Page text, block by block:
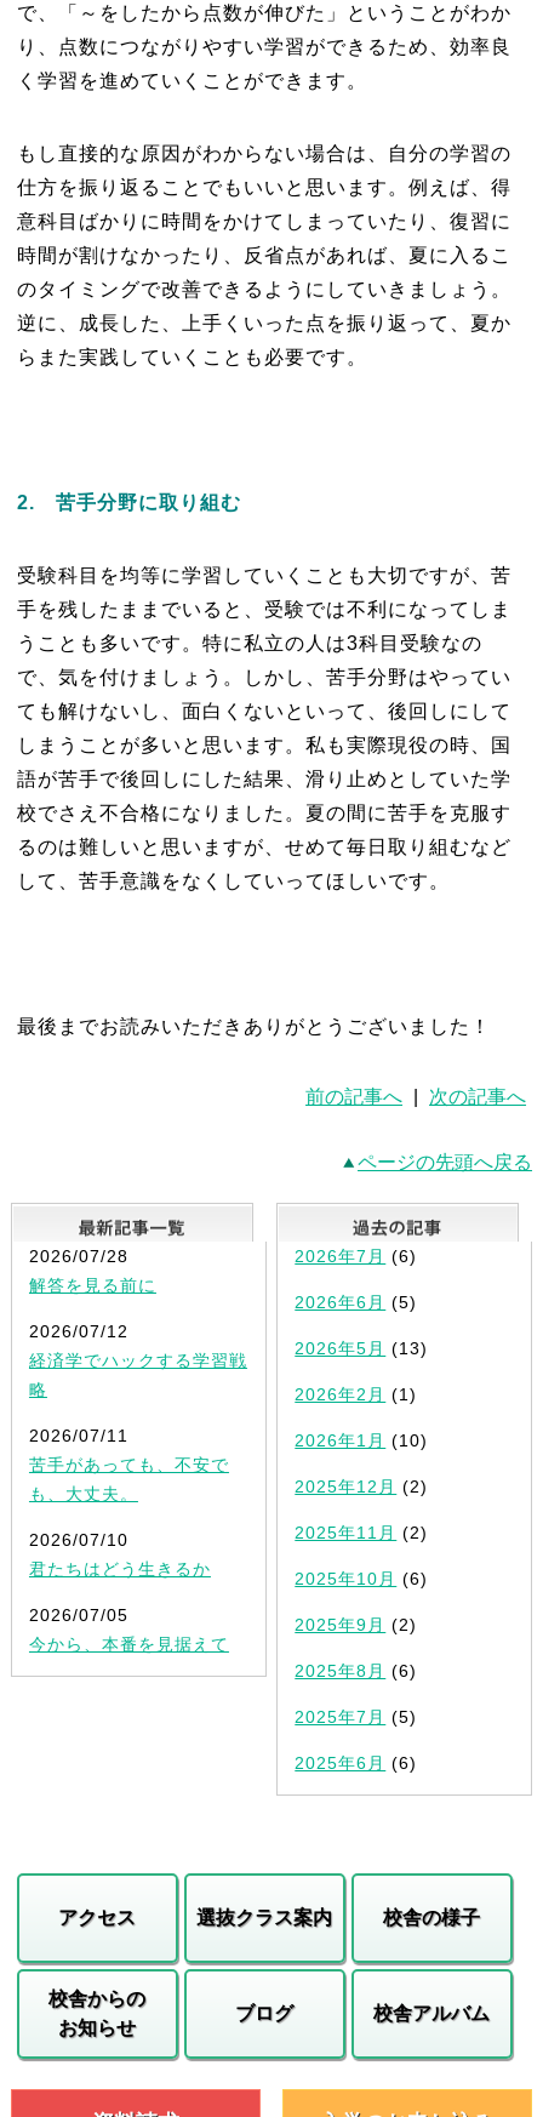
で、「～をしたから点数が伸びた」ということがわか
り、点数につながりやすい学習ができるため、効率良
く学習を進めていくことができます。
もし直接的な原因がわからない場合は、自分の学習の
仕方を振り返ることでもいいと思います。例えば、得
意科目ばかりに時間をかけてしまっていたり、復習に
時間が割けなかったり、反省点があれば、夏に入るこ
のタイミングで改善できるようにしていきましょう。
逆に、成長した、上手くいった点を振り返って、夏か
らまた実践していくことも必要です。
2. 苦手分野に取り組む
受験科目を均等に学習していくことも大切ですが、苦
手を残したままでいると、受験では不利になってしま
うことも多いです。特に私立の人は3科目受験なの
で、気を付けましょう。しかし、苦手分野はやってい
ても解けないし、面白くないといって、後回しにして
しまうことが多いと思います。私も実際現役の時、国
語が苦手で後回しにした結果、滑り止めとしていた学
校でさえ不合格になりました。夏の間に苦手を克服す
るのは難しいと思いますが、せめて毎日取り組むなど
して、苦手意識をなくしていってほしいです。
最後までお読みいただきありがとうございました！
前の記事へ 次の記事へ
ページの先頭へ戻る
最新記事一覧
2026/07/28
解答を見る前に
2026/07/12
経済学でハックする学習戦
略
2026/07/11
苦手があっても、不安で
も、大丈夫。
2026/07/10
君たちはどう生きるか
2026/07/05
今から、本番を見据えて
2026年7月 (6)
2026年6月 (5)
2026年5月 (13)
2026年2月 (1)
2026年1月 (10)
2025年12月 (2)
2025年11月 (2)
2025年10月 (6)
2025年9月 (2)
2025年8月 (6)
2025年7月 (5)
2025年6月 (6)
アクセス 選抜クラス案内 校舎の様子
校舎からの
お知らせ
ブログ 校舎アルバム